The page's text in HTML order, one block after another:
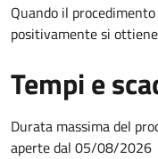
Quando il
positivamente si
Tempi e
Durata massima del
aperte dal 05/08/2026